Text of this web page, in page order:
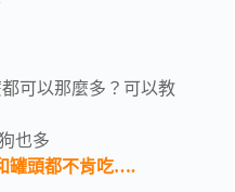
可以那麼多？可以教
也多
罐頭都不肯吃….